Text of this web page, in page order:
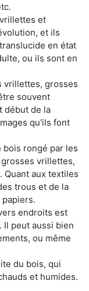
et
et ils
en état
ou ils sont en
vrillettes, grosses
souvent
début de la
qu'ils font
bois rongé par les
vrillettes,
aux textiles
trous et de la
endroits est
peut aussi bien
ou même
du bois, qui
et humides.